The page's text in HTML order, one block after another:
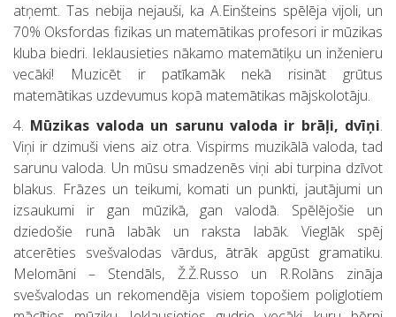
atņemt. Tas nebija nejauši, ka A.Einšteins spēlēja vijoli, un
70% Oksfordas fizikas un matemātikas profesori ir mūzikas
kluba biedri. Ieklausieties nākamo matemātiķu un inženieru
vecāki! Muzicēt ir patīkamāk nekā risināt grūtus
matemātikas uzdevumus kopā matemātikas mājskolotāju.
4. Mūzikas valoda un sarunu valoda ir brāļi, dvīņi.
Viņi ir dzimuši viens aiz otra. Vispirms muzikālā valoda, tad
sarunu valoda. Un mūsu smadzenēs viņi abi turpina dzīvot
blakus. Frāzes un teikumi, komati un punkti, jautājumi un
izsaukumi ir gan mūzikā, gan valodā. Spēlējošie un
dziedošie runā labāk un raksta labāk. Vieglāk spēj
atcerēties svešvalodas vārdus, ātrāk apgūst gramatiku.
Melomāni – Stendāls, Ž.Ž.Russo un R.Rolāns zināja
svešvalodas un rekomendēja visiem topošiem poliglotiem